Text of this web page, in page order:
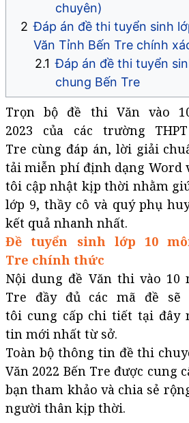
chuyên)
Đáp án đề thi tuyển sinh
Văn Tỉnh Bến Tre chính
Đáp án đề thi tuyển
chung Bến Tre
Trọn bộ đề thi Văn vào
2023 của các trường
Tre cùng đáp án, lời giải
tải miễn phí định dạng Word
tôi cập nhật kịp thời nhằm
lớp 9, thầy cô và quý phụ
kết quả nhanh nhất.
Đề tuyển sinh lớp 10
Tre chính thức
Nội dung đề Văn thi vào 10
Tre đầy đủ các mã đề sẽ
tôi cung cấp chi tiết tại đây
tin mới nhất từ sở.
Toàn bộ thông tin đề thi
Văn 2022 Bến Tre được cung
bạn tham khảo và chia sẻ
người thân kịp thời.